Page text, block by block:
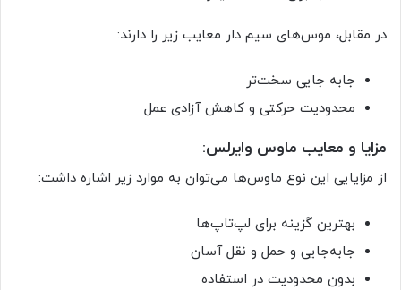
در مقابل، موس‌های سیم دار معایب زیر را دارند:
جابه جایی سخت‌تر
محدودیت حرکتی و کاهش آزادی عمل
مزایا و معایب ماوس وایرلس:
از مزایایی این نوع ماوس‌ها می‌توان به موارد زیر اشاره داشت:
بهترین گزینه برای لپ‌تاپ‌‌ها
جابه‌جایی و حمل و نقل آسان
بدون محدودیت در استفاده